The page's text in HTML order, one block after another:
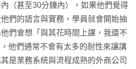
（甚至30分鐘內），如果他們覺得
們的語言與實務，學員就會開始抽
們會想「與其花時間上課，我還不
他們通常不會有太多的耐性來讓講
是業務系統與流程成熟的外商公司